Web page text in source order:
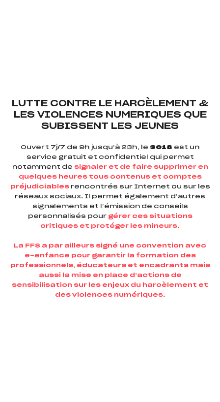
LUTTE CONTRE LE HARCÈLEMENT &
LES VIOLENCES NUMERIQUES QUE
SUBISSENT LES JEUNES
Ouvert 7j/7 de 9h jusqu’à 23h, le 3018 est un
service gratuit et confidentiel qui permet
notamment de signaler et de faire supprimer en
quelques heures tous contenus et comptes
préjudiciablesrencontrés sur Internet ou sur les
réseaux sociaux. Il permet également d’autres
signalements et l’émission de conseils
personnalisés pour gérer ces situations
critiques et protéger les mineurs.
La FFS a par ailleurs signé une convention avec
e-enfance pour garantir la formation des
professionnels, éducateurs et encadrants mais
aussi la mise en place d’actions de
sensibilisation sur les enjeux du harcèlement et
des violences numériques.